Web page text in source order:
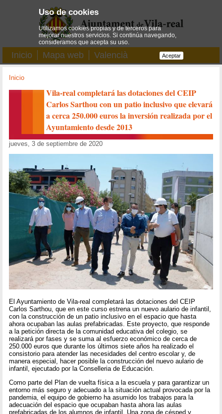
Inicio Mapa web Valencià
Inicio
Vila-real completará las dotaciones del CEIP
Carlos Sarthou con un patio inclusivo que elevará
a cerca 250.000 euros la inversión realizada por el
Ayuntamiento desde 2013
jueves, 3 de septiembre de 2020
El Ayuntamiento de Vila-real completará las dotaciones del CEIP
Carlos Sarthou, que en este curso estrena un nuevo aulario de infantil,
con la construcción de un patio inclusivo en el espacio que hasta
ahora ocupaban las aulas prefabricadas. Este proyecto, que responde
a la petición directa de la comunidad educativa del colegio, se
realizará por fases y se suma al esfuerzo económico de cerca de
250.000 euros que durante los últimos siete años ha realizado el
consistorio para atender las necesidades del centro escolar y, de
manera especial, hacer posible la construcción del nuevo aulario de
infantil, ejecutado por la Conselleria de Educación.
Como parte del Plan de vuelta física a la escuela y para garantizar un
entorno más seguro y adecuado a la situación actual provocada por la
pandemia, el equipo de gobierno ha asumido los trabajos para la
adecuación del espacio que ocupaban hasta ahora las aulas
prefabricadas de los alumnos de infantil. Una zona de césped y
Uso de cookies
Utilizamos cookies propias y de terceros para
mejorar nuestros servicios. Si continúa navegando,
consideramos que acepta su uso.
Aceptar